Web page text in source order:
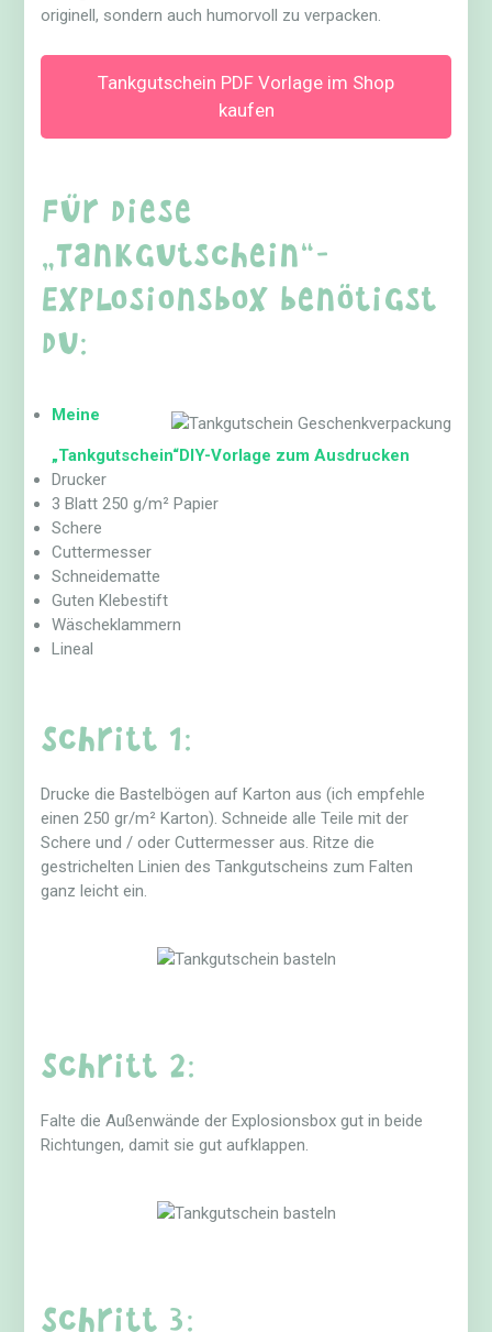
originell, sondern auch humorvoll zu verpacken.
Tankgutschein PDF Vorlage im Shop
kaufen
Für diese
„Tankgutschein“-
Explosionsbox benötigst
du:
Meine
„Tankgutschein“DIY-Vorlage zum Ausdrucken
Drucker
3 Blatt 250 g/m² Papier
Schere
Cuttermesser
Schneidematte
Guten Klebestift
Wäscheklammern
Lineal
Schritt 1:
Drucke die Bastelbögen auf Karton aus (ich empfehle
einen 250 gr/m² Karton). Schneide alle Teile mit der
Schere und / oder Cuttermesser aus. Ritze die
gestrichelten Linien des Tankgutscheins zum Falten
ganz leicht ein.
Schritt 2:
Falte die Außenwände der Explosionsbox gut in beide
Richtungen, damit sie gut aufklappen.
Schritt 3: